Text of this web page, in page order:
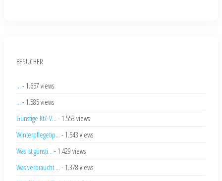
BESUCHER
... - 1.657 views
... - 1.585 views
Günstige KfZ-V... - 1.553 views
Winterpflegetip... - 1.543 views
Was ist günsti... - 1.429 views
Was verbraucht ... - 1.378 views